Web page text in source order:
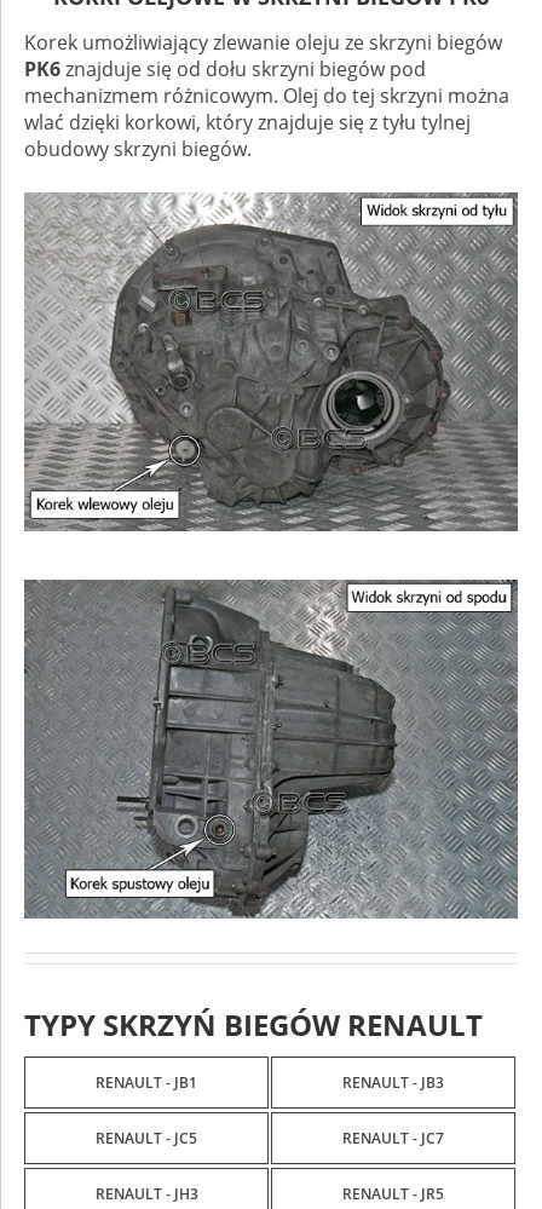
Korek umożliwiający zlewanie oleju ze skrzyni biegów
PK6znajduje się od dołu skrzyni biegów pod
mechanizmem różnicowym. Olej do tej skrzyni można
wlać dzięki korkowi, który znajduje się z tyłu tylnej
obudowy skrzyni biegów.
TYPY SKRZYŃ BIEGÓW RENAULT
RENAULT - JB1 RENAULT - JB3
RENAULT - JC5 RENAULT - JC7
RENAULT - JH3 RENAULT - JR5